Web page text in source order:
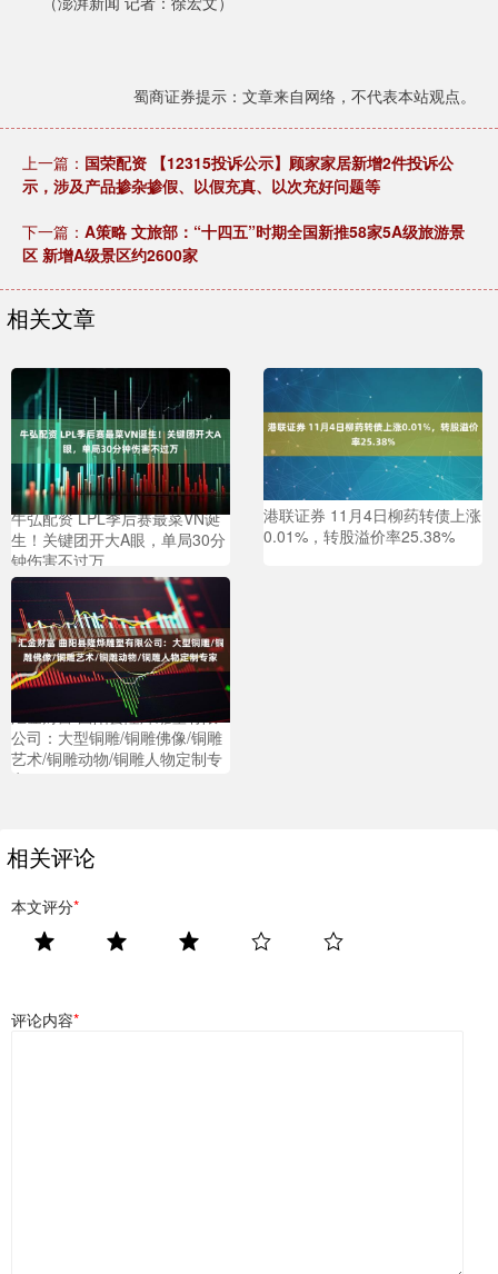
蜀商证券提示：文章来自网络，不代表本站观点。
上一篇： 国荣配资 【12315投诉公示】顾家家居新增2件投诉公
示，涉及产品掺杂掺假、以假充真、以次充好问题等
下一篇： A策略 文旅部：“十四五”时期全国新推58家5A级旅游景
区 新增A级景区约2600家
相关文章
牛弘配资 LPL季后赛最菜VN诞
生！关键团开大A眼，单局30分
钟伤害不过万
港联证券 11月4日柳药转债上涨
0.01%，转股溢价率25.38%
汇金财富 曲阳县隆烨雕塑有限
公司：大型铜雕/铜雕佛像/铜雕
艺术/铜雕动物/铜雕人物定制专
家
相关评论
本文评分*
评论内容*